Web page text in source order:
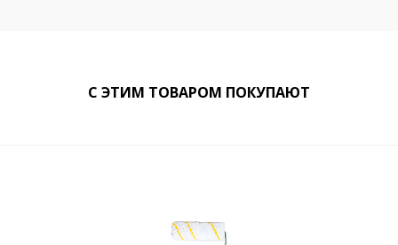
С ЭТИМ ТОВАРОМ ПОКУПАЮТ